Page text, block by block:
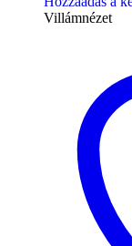
Villámnézet